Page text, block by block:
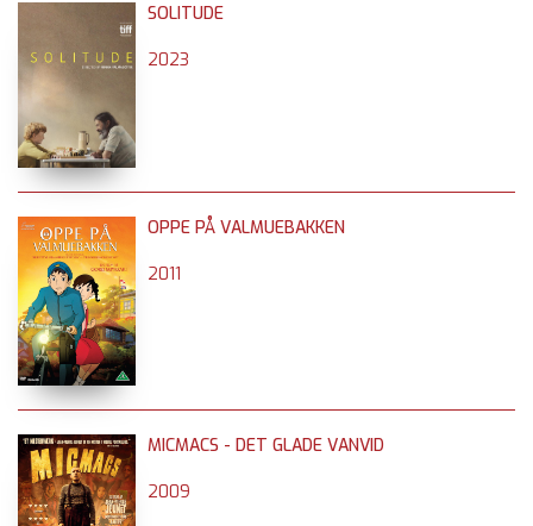
SOLITUDE
2023
OPPE PÅ VALMUEBAKKEN
2011
MICMACS - DET GLADE VANVID
2009